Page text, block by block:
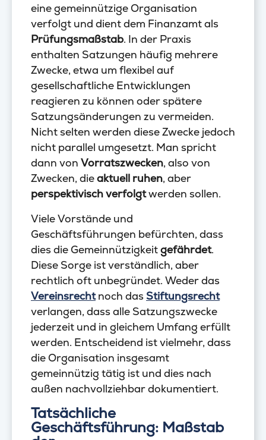
eine gemeinnützige Organisation
verfolgt und dient dem Finanzamt als
Prüfungsmaßstab. In der Praxis
enthalten Satzungen häufig mehrere
Zwecke, etwa um flexibel auf
gesellschaftliche Entwicklungen
reagieren zu können oder spätere
Satzungsänderungen zu vermeiden.
Nicht selten werden diese Zwecke jedoch
nicht parallel umgesetzt. Man spricht
dann von Vorratszwecken, also von
Zwecken, dieaktuell ruhen, aber
perspektivisch verfolgtwerden sollen.
Viele Vorstände und
Geschäftsführungen befürchten, dass
dies die Gemeinnützigkeitgefährdet.
Diese Sorge ist verständlich, aber
rechtlich oft unbegründet. Weder das
Vereinsrechtnoch dasStiftungsrecht
verlangen, dass alle Satzungszwecke
jederzeit und in gleichem Umfang erfüllt
werden. Entscheidend ist vielmehr, dass
die Organisation insgesamt
gemeinnützig tätig ist und dies nach
außen nachvollziehbar dokumentiert.
Tatsächliche
Geschäftsführung: Maßstab